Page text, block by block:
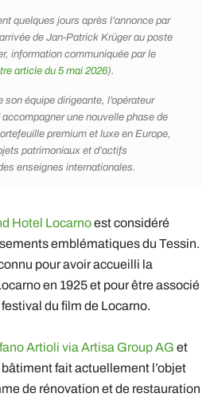
quelques jours après l’annonce par
de Jan-Patrick Krügerau poste
information communiquée par le
article du 5 mai 2026).
équipe dirigeante, l’opérateur
une nouvelle phase de
premium et luxe en Europe,
patrimoniaux et d’actifs
enseignes internationales.
Hotel Locarnoest considéré
emblématiques du Tessin.
pour avoir accueilli la
en 1925 et pour être associé
du film de Locarno.
Artioli via Artisa Group AG et
bâtiment fait actuellement l’objet
de rénovation et de restauration